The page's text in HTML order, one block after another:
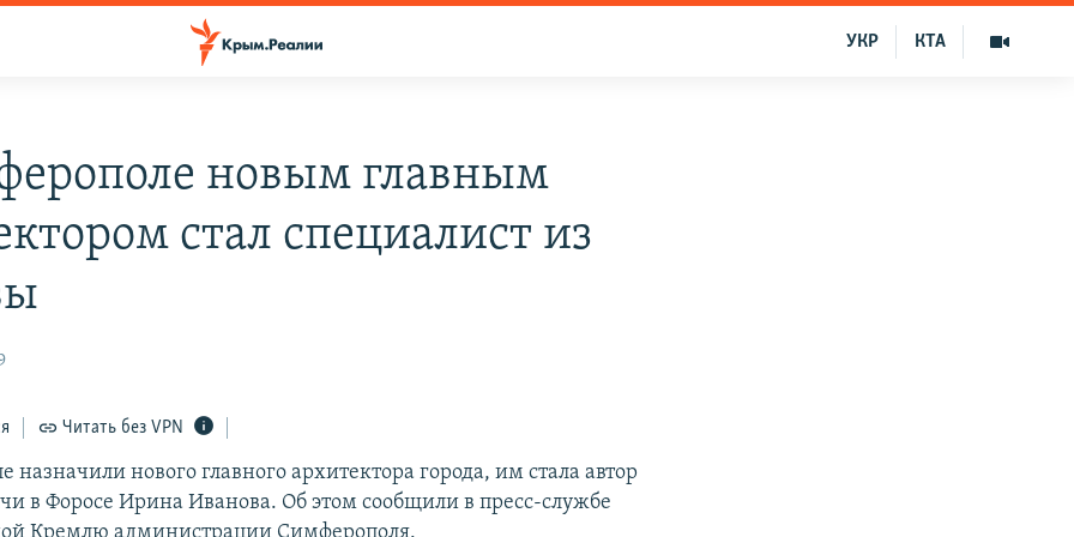
КТА
УКР
новым главным
стал специалист из
Читать без VPN
назначили нового главного архитектора города, им стала автор
в Форосе Ирина Иванова. Об этом сообщили в пресс-службе